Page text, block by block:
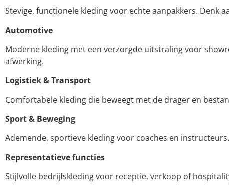
Stevige, functionele kleding voor echte aanpakkers. Denk
Automotive
Moderne kleding met een verzorgde uitstraling voor
afwerking.
Logistiek & Transport
Comfortabele kleding die beweegt met de drager en
Sport & Beweging
Ademende, sportieve kleding voor coaches en
Representatieve functies
Stijlvolle bedrijfskleding voor receptie, verkoop of